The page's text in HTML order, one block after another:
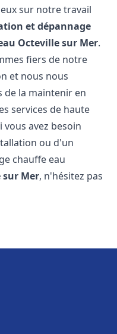
sur notre travail
et dépannage
Octeville sur Mer.
fiers de notre
et nous nous
de la maintenir en
services de haute
vous avez besoin
ou d'un
chauffe eau
sur Mer, n'hésitez pas